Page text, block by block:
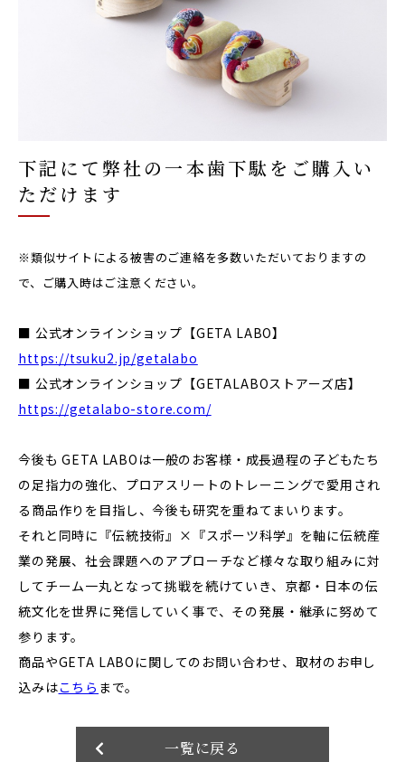
下記にて弊社の一本歯下駄をご購入い
ただけます
※類似サイトによる被害のご連絡を多数いただいておりますの
で、ご購入時はご注意ください。
■ 公式オンラインショップ【GETA LABO】
https://tsuku2.jp/getalabo
■ 公式オンラインショップ【GETALABOストアーズ店】
https://getalabo-store.com/
今後も GETA LABOは一般のお客様・成長過程の子どもたち
の足指力の強化、プロアスリートのトレーニングで愛用され
る商品作りを目指し、今後も研究を重ねてまいります。
それと同時に『伝統技術』×『スポーツ科学』を軸に伝統産
業の発展、社会課題へのアプローチなど様々な取り組みに対
してチーム一丸となって挑戦を続けていき、京都・日本の伝
統文化を世界に発信していく事で、その発展・継承に努めて
参ります。
商品やGETA LABOに関してのお問い合わせ、取材のお申し
込みはこちら まで。
一覧に戻る